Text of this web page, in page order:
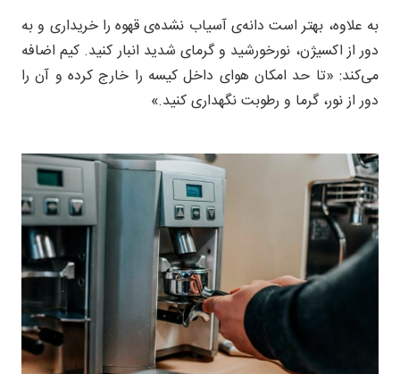
به علاوه، بهتر است دانه‌ی آسیاب نشده‌ی قهوه را خریداری و به
دور از اکسیژن، نورخورشید و گرمای شدید انبار کنید. کیم اضافه
می‌کند: «تا حد امکان هوای داخل کیسه را خارج کرده و آن را
دور از نور، گرما و رطوبت نگهداری کنید.»